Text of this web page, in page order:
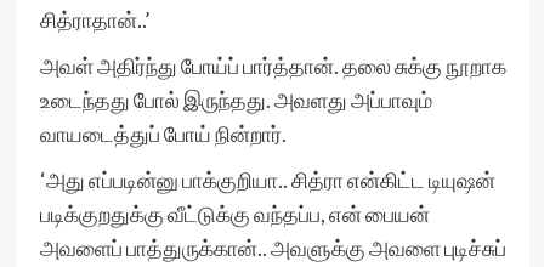
சித்ராதான்..’
அவள் அதிர்ந்து போய்ப் பார்த்தான். தலை சுக்கு நூறாக
உடைந்தது போல் இருந்தது. அவளது அப்பாவும்
வாயடைத்துப் போய் நின்றார்.
‘அது எப்படின்னு பாக்குறியா.. சித்ரா என்கிட்ட டியுஷன்
படிக்குறதுக்கு வீட்டுக்கு வந்தப்ப, என் பையன்
அவளைப் பாத்துருக்கான்.. அவளுக்கு அவளை புடிச்சுப்